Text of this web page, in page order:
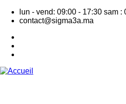
Aller
principal
lun - vend: 09:00 - 17:30 sam :
contact@sigma3a.ma